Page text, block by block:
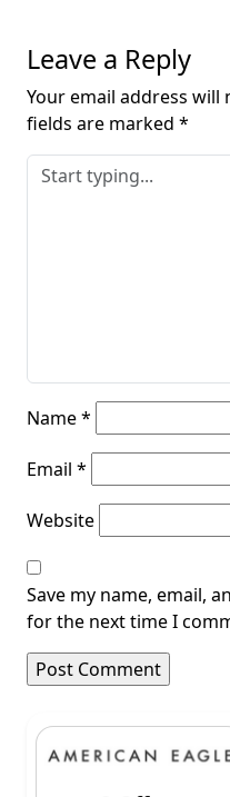
Leave a Reply
Your email address will
fields are marked *
Name*
Email *
Website
Save my name, email,
for the next time I